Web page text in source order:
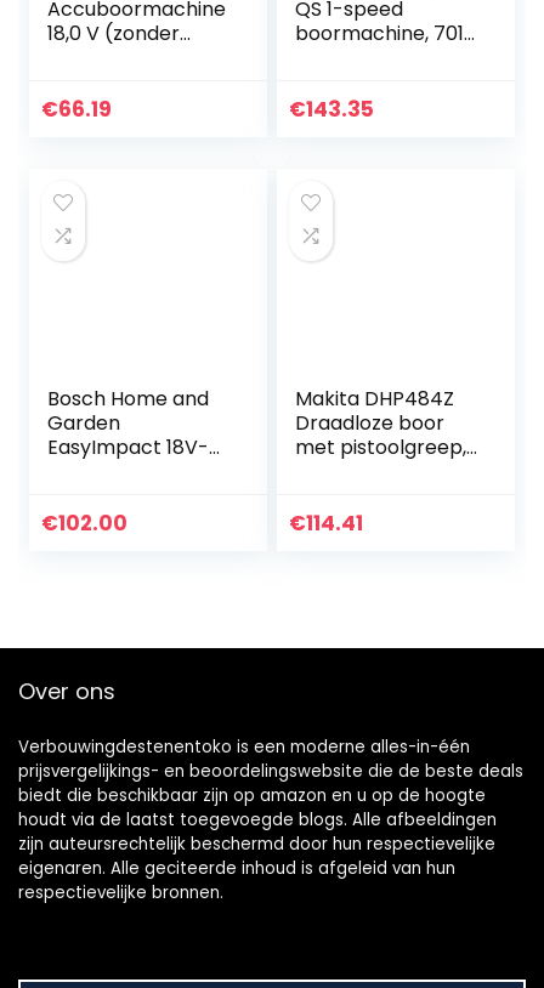
Accuboormachine
18,0 V (zonder
€66.19
QS 1-speed
boormachine, 701
snelspanboorhoud
diameter in hout
en metaal
€143.35
Bosch Home and
Garden
EasyImpact 18V-
(2 batterijen van
€102.00
Makita DHP484Z
Draadloze boor
met pistoolgreep,
€114.41
Over ons
Verbouwingdestenentoko is een moderne alles-in-één
prijsvergelijkings- en beoordelingswebsite die de beste deals
biedt die beschikbaar zijn op amazon en u op de hoogte
houdt via de laatst toegevoegde blogs. Alle afbeeldingen
zijn auteursrechtelijk beschermd door hun respectievelijke
eigenaren. Alle geciteerde inhoud is afgeleid van hun
respectievelijke bronnen.